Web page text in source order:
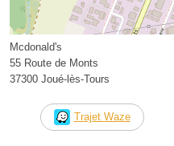
Mcdonald's
55 Route de Monts
37300 Joué-lès-Tours
Trajet Waze